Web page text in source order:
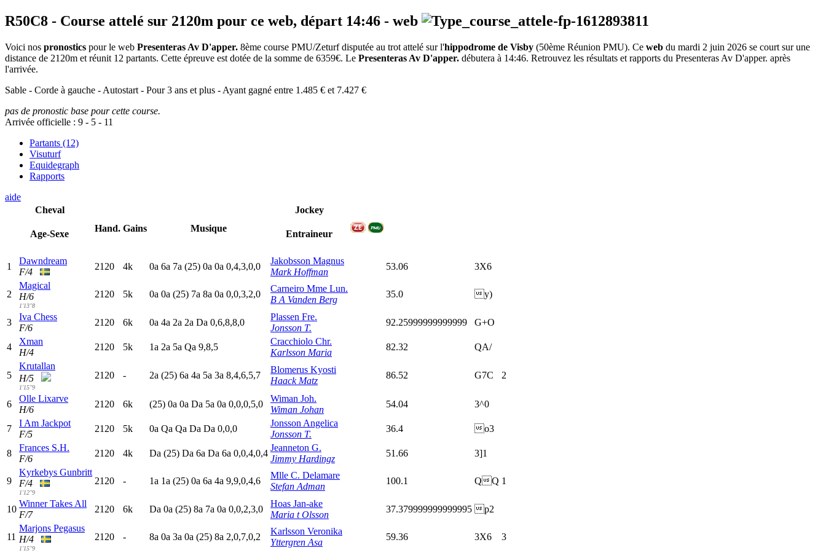
R50C8 - Course attelé sur 2120m pour ce web, départ 14:46 - web
Voici nos pronostics pour le web Presenteras Av D'apper. 8ème course PMU/Zeturf disputée au trot attelé sur l'hippodrome de Visby (50ème Réunion PMU). Ce web du mardi 2 juin 2026 se court sur une
distance de 2120m et réunit 12 partants. Cette épreuve est dotée de la somme de 6359€. Le Presenteras Av D'apper. débutera à 14:46. Retrouvez les résultats et rapports du Presenteras Av D'apper. après
l'arrivée.
Sable - Corde à gauche - Autostart - Pour 3 ans et plus - Ayant gagné entre 1.485 € et 7.427 €
pas de pronostic base pour cette course.
Arrivée officielle : 9 - 5 - 11
Partants (12)
Visuturf
Equidegraph
Rapports
aide
Cheval
Age-Sexe
Hand. Gains Musique
Jockey
Entraineur
1
Dawndream
F/4
2120 4k 0a 6a 7a (25) 0a 0a 0,4,3,0,0
Jakobsson Magnus
Mark Hoffman
53.06 3X6
2
Magical
H/6
1'13"8
2120 5k 0a 0a (25) 7a 8a 0a 0,0,3,2,0
Carneiro Mme Lun.
B A Vanden Berg
35.0 y)
3
Iva Chess
F/6
2120 6k 0a 4a 2a 2a Da 0,6,8,8,0
Plassen Fre.
Jonsson T.
92.25999999999999 G+O
4
Xman
H/4
2120 5k 1a 2a 5a Qa 9,8,5
Cracchiolo Chr.
Karlsson Maria
82.32 QA/
5
Krutallan
H/5
1'15"9
2120 - 2a (25) 6a 4a 5a 3a 8,4,6,5,7
Blomerus Kyosti
Haack Matz
86.52 G7C 2
6
Olle Lixarve
H/6
2120 6k (25) 0a 0a Da 5a 0a 0,0,0,5,0
Wiman Joh.
Wiman Johan
54.04 3^0
7
I Am Jackpot
F/5
2120 5k 0a Qa Qa Da Da 0,0,0
Jonsson Angelica
Jonsson T.
36.4 o3
8
Frances S.H.
F/6
2120 4k Da (25) Da 6a Da 6a 0,0,4,0,4
Jeanneton G.
Jimmy Hardingz
51.66 3]1
9
Kyrkebys Gunbritt
F/4
1'12"9
2120 - 1a 1a (25) 0a 6a 4a 9,9,0,4,6
Mlle C. Delamare
Stefan Adman
100.1 QQ 1
10
Winner Takes All
F/7
2120 6k Da 0a (25) 8a 7a 0a 0,0,2,3,0
Hoas Jan-ake
Maria t Olsson
37.379999999999995 p2
11
Marjons Pegasus
H/4
1'15"9
2120 - 8a 0a 3a 0a (25) 8a 2,0,7,0,2
Karlsson Veronika
Yttergren Asa
59.36 3X6 3